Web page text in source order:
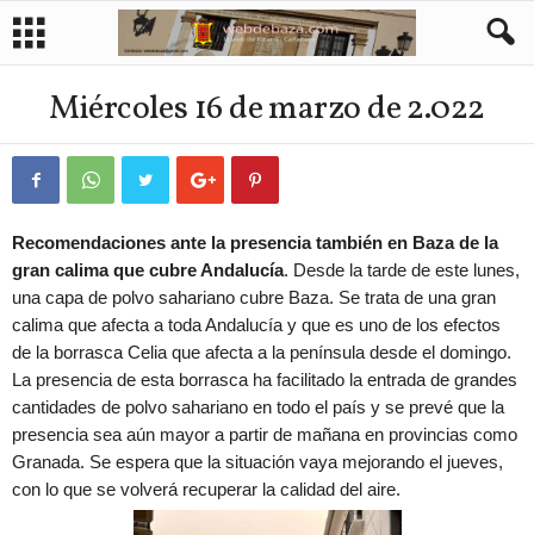
Miércoles 16 de marzo de 2.022
Recomendaciones ante la presencia también en Baza de la
gran calima que cubre Andalucía. Desde la tarde de este lunes,
una capa de polvo sahariano cubre Baza. Se trata de una gran
calima que afecta a toda Andalucía y que es uno de los efectos
de la borrasca Celia que afecta a la península desde el domingo.
La presencia de esta borrasca ha facilitado la entrada de grandes
cantidades de polvo sahariano en todo el país y se prevé que la
presencia sea aún mayor a partir de mañana en provincias como
Granada. Se espera que la situación vaya mejorando el jueves,
con lo que se volverá recuperar la calidad del aire.